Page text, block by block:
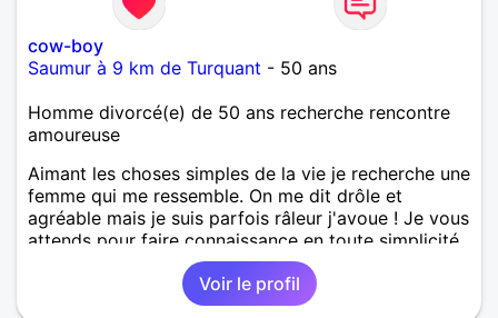
cow-boy
Saumur à 9 km de Turquant - 50 ans
Homme divorcé(e) de 50 ans recherche rencontre
amoureuse
Aimant les choses simples de la vie je recherche une
femme qui me ressemble. On me dit drôle et
agréable mais je suis parfois râleur j'avoue ! Je vous
attends pour faire connaissance en toute simplicité.
Voir le profil